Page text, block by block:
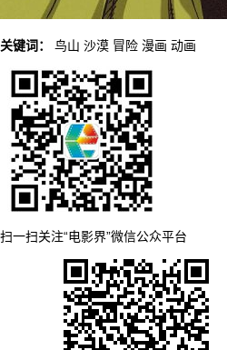
关键词： 鸟山 沙漠 冒险 漫画 动画
扫一扫关注“电影界”微信公众平台